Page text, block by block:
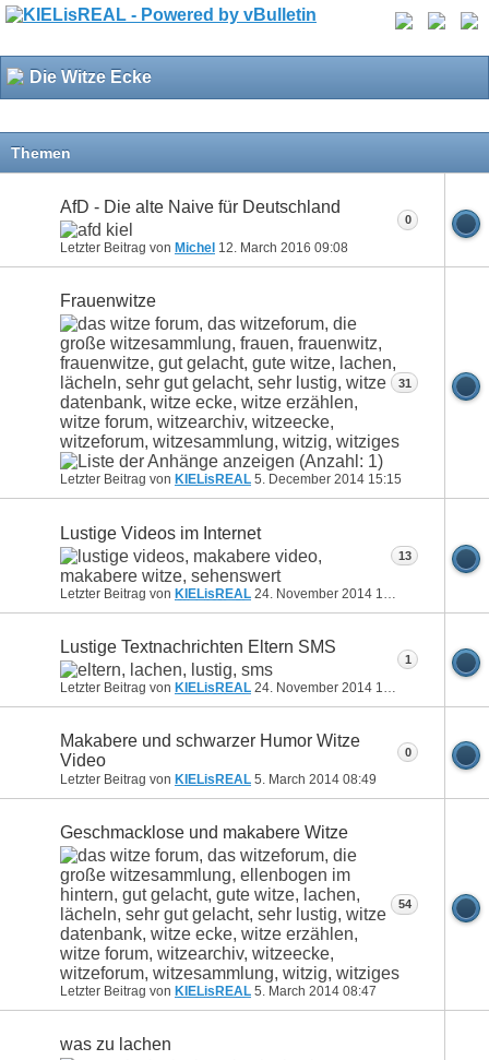
Die Witze Ecke
Themen
AfD - Die alte Naive für Deutschland
Letzter Beitrag von Michel 12. March 2016 09:08
0
Frauenwitze
Letzter Beitrag von KIELisREAL 5. December 2014 15:15
31
Lustige Videos im Internet
Letzter Beitrag von KIELisREAL 24. November 2014 18:26
13
Lustige Textnachrichten Eltern SMS
Letzter Beitrag von KIELisREAL 24. November 2014 18:18
1
Makabere und schwarzer Humor Witze
Video
Letzter Beitrag von KIELisREAL 5. March 2014 08:49
0
Geschmacklose und makabere Witze
Letzter Beitrag von KIELisREAL 5. March 2014 08:47
54
was zu lachen